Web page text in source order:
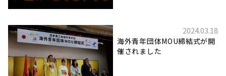
2024.03.18
海外青年団体MOU締結式が開
催されました